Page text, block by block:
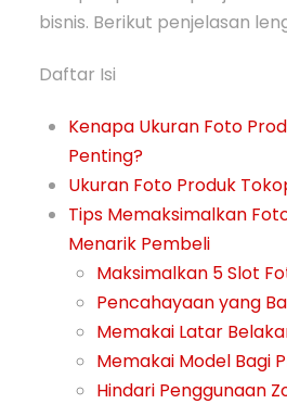
bisnis. Berikut penjelasan
Daftar Isi
Kenapa Ukuran Foto
Penting?
Ukuran Foto Produk
Tips Memaksimalkan
Menarik Pembeli
Maksimalkan 5 Slot
Pencahayaan yang
Memakai Latar
Memakai Model Bagi
Hindari Penggunaan